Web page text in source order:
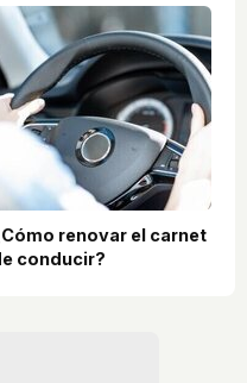
renovar el carnet
conducir?